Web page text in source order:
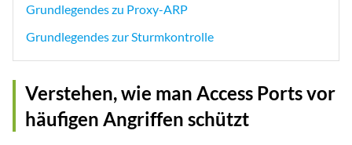
Grundlegendes zu Proxy-ARP
Grundlegendes zur Sturmkontrolle
Verstehen, wie man Access Ports vor
häufigen Angriffen schützt